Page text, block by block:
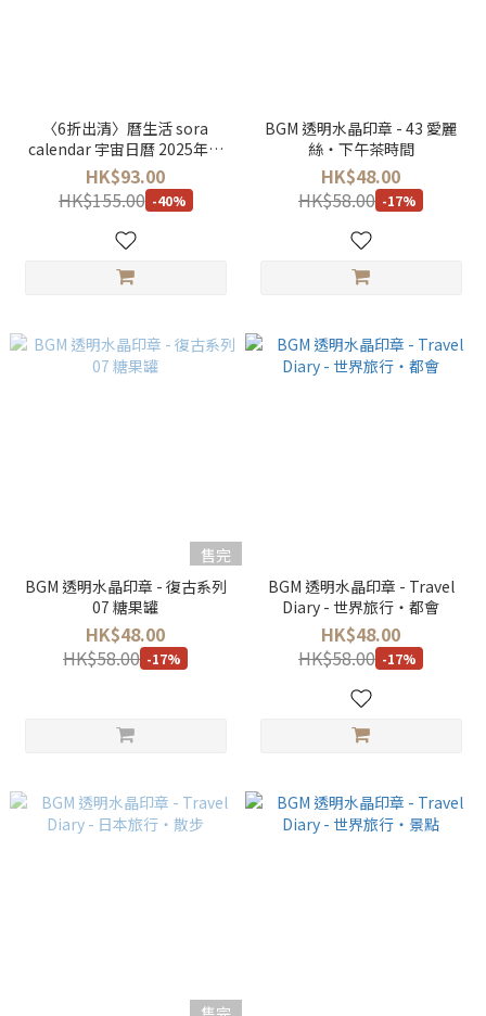
〈6折出清〉曆生活 sora
calendar 宇宙日曆 2025年版
（小）
HK$93.00
HK$155.00 -40%
BGM 透明水晶印章 - 43 愛麗
絲・下午茶時間
HK$48.00
HK$58.00 -17%
售完
BGM 透明水晶印章 - 復古系列
07 糖果罐
HK$48.00
HK$58.00 -17%
BGM 透明水晶印章 - Travel
Diary - 世界旅行・都會
HK$48.00
HK$58.00 -17%